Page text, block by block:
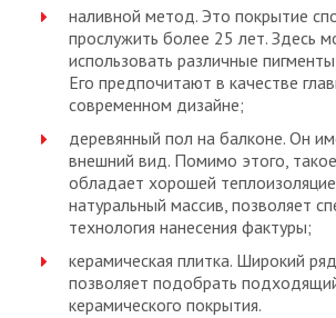
наливной метод. Это покрытие
прослужить более 25 лет. Здесь
использовать различные
Его предпочитают в качестве
современном дизайне;
деревянный пол на балконе. Он
внешний вид. Помимо этого,
обладает хорошей
натуральный массив, позволяет
технология нанесения фактуры;
керамическая плитка. Широкий
позволяет подобрать
керамического покрытия.